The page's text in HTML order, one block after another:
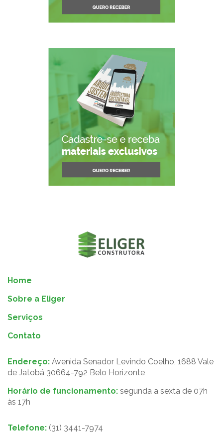
Home
Sobre a Eliger
Serviços
Contato
Endereço: Avenida Senador Levindo Coelho, 1688 Vale
de Jatobá 30664-792 Belo Horizonte
Horário de funcionamento: segunda a sexta de 07h
às 17h
Telefone: (31) 3441-7974